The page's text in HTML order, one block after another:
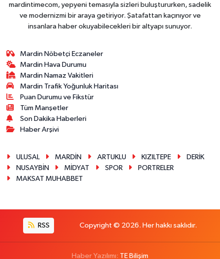
mardintimecom, yepyeni temasıyla sizleri buluştururken, sadelik
ve modernizmi bir araya getiriyor. Şatafattan kaçınıyor ve
insanlara haber okuyabilecekleri bir altyapı sunuyor.
Mardin Nöbetçi Eczaneler
Mardin Hava Durumu
Mardin Namaz Vakitleri
Mardin Trafik Yoğunluk Haritası
Puan Durumu ve Fikstür
Tüm Manşetler
Son Dakika Haberleri
Haber Arşivi
ULUSAL MARDİN ARTUKLU KIZILTEPE
DERİK
NUSAYBİN
MİDYAT SPOR
PORTRELER
MAKSAT MUHABBET
RSS Copyright © 2026. Her hakkı saklıdır.
Haber Yazılımı: TE Bilişim